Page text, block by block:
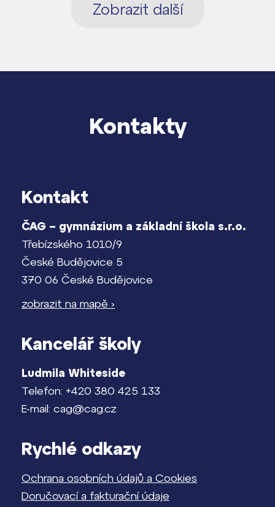
Zobrazit další
Kontakty
Kontakt
ČAG – gymnázium a základní škola s.r.o.
Třebízského 1010/9
České Budějovice 5
370 06 České Budějovice
zobrazit na mapě ›
Kancelář školy
Ludmila Whiteside
Telefon: +420 380 425 133
E-mail: cag@cag.cz
Rychlé odkazy
Ochrana osobních údajů a Cookies
Doručovací a fakturační údaje